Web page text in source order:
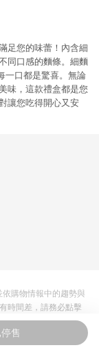
足您的味蕾！內含細
同口感的麵條。細麵
一口都是驚喜。無論
味，這款禮盒都是您
讓您吃得開心又安
售
購物情報中的趨勢與
時間差，請務必點擊
訊以合作廠商網頁為